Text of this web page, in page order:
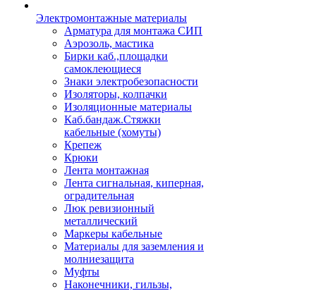
Электромонтажные материалы
Арматура для монтажа СИП
Аэрозоль, мастика
Бирки каб.,площадки
самоклеющиеся
Знаки электробезопасности
Изоляторы, колпачки
Изоляционные материалы
Каб.бандаж.Стяжки
кабельные (хомуты)
Крепеж
Крюки
Лента монтажная
Лента сигнальная, киперная,
оградительная
Люк ревизионный
металлический
Маркеры кабельные
Материалы для заземления и
молниезащита
Муфты
Наконечники, гильзы,